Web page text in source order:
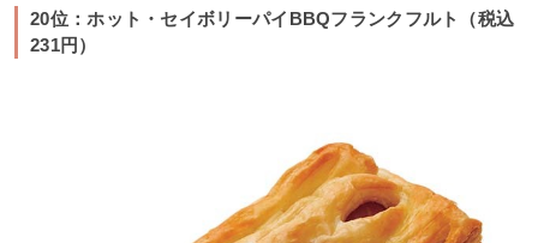
20位：ホット・セイボリーパイBBQフランクフルト（税込
231円）